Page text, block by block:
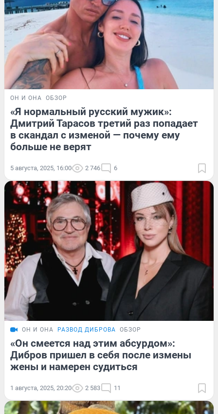
ОН И ОНА ОБЗОР
«Я нормальный русский мужик»:
Дмитрий Тарасов третий раз попадает
в скандал с изменой — почему ему
больше не верят
5 августа, 2025, 16:00 2 746 6
ОН И ОНА РАЗВОД ДИБРОВА ОБЗОР
«Он смеется над этим абсурдом»:
Дибров пришел в себя после измены
жены и намерен судиться
1 августа, 2025, 20:20 2 583 11